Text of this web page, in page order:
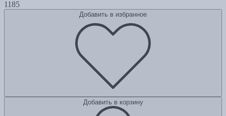
1185
Добавить в избранное
Добавить в корзину